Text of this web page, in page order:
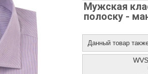
Мужская
полоску -
Данный товар